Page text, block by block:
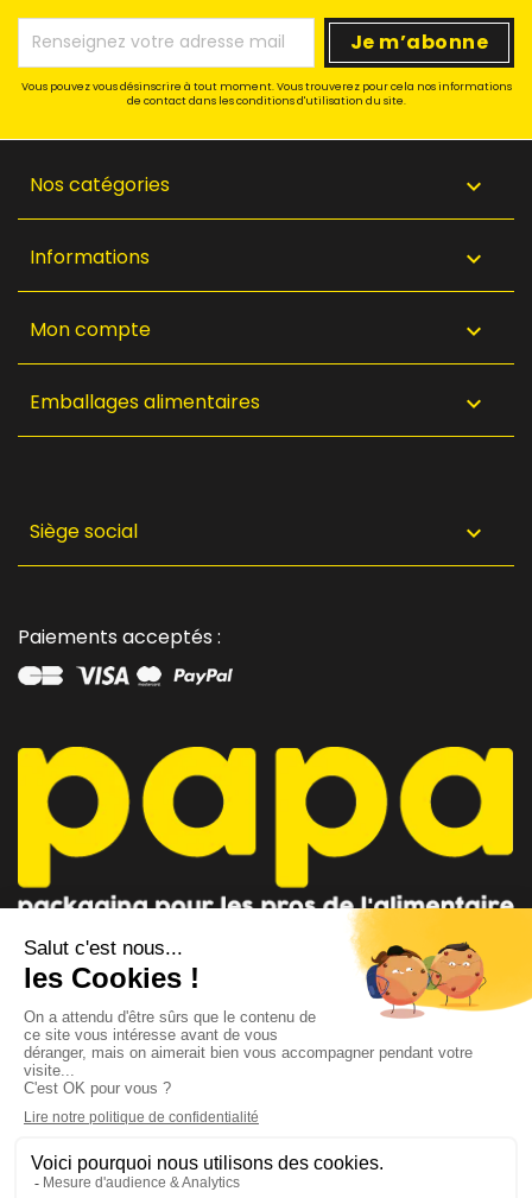
Vous pouvez vous désinscrire à tout moment. Vous trouverez pour cela nos informations
de contact dans les conditions d'utilisation du site.
CONSEILLER PAPA
AU 04 91 35 09 09
CONTACTEZ-NOUS
par mail
Nos catégories 
Informations 
Mon compte 
Emballages alimentaires 
Siège social 
Paiements acceptés :
Suivez-nous